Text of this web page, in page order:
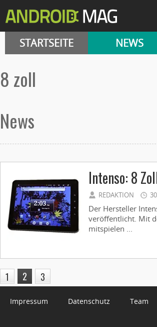
STARTSEITE NEWS
8 zoll
News
Intenso: 8
REDAKTION
Der Hersteller
veröffentlicht. Mit
mitspielen ...
1 2 3
Impressum Datenschutz Team